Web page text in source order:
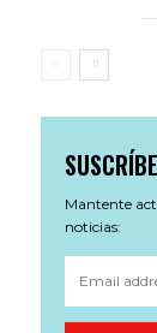
Mantente
noticias: